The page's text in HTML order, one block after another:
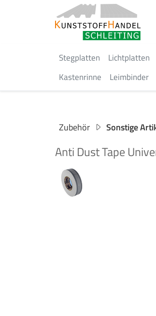
Stegplatten Lichtplatten
Kastenrinne
Leimbinder
Zubehör Sonstige
Anti Dust Tape